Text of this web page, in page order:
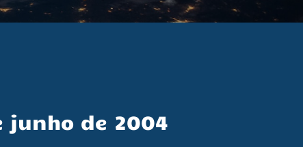
junho de 2004